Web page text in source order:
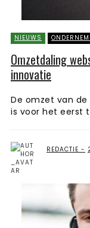
NIEUWS
Omzetdaling
innovatie
De omzet van de
is voor het eerst
REDACTIE